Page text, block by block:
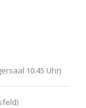
10.45 Uhr)